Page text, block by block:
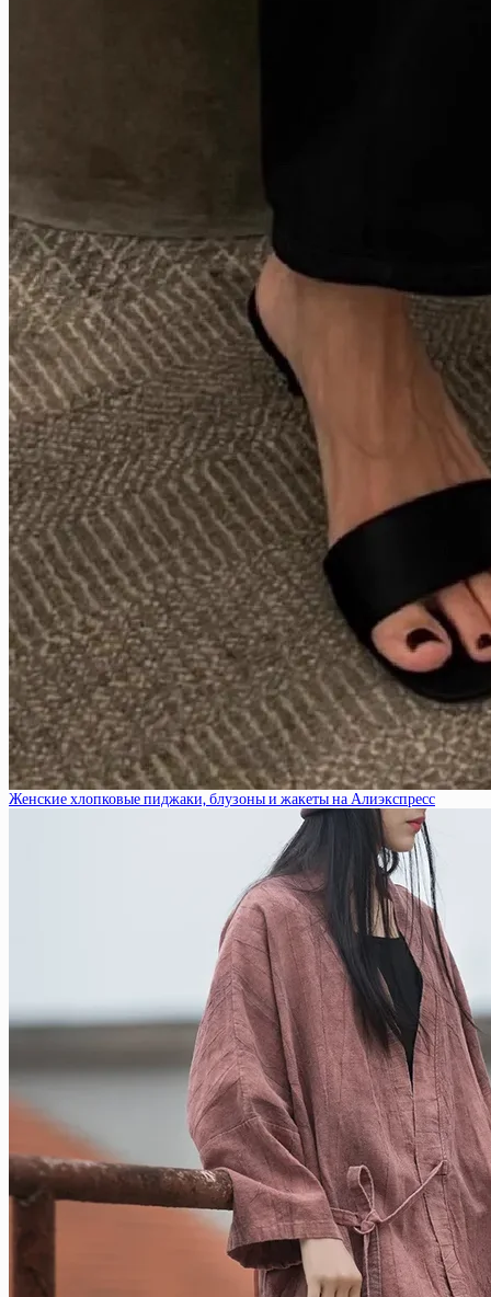
Женские хлопковые пиджаки, блузоны и жакеты на Алиэкспресс